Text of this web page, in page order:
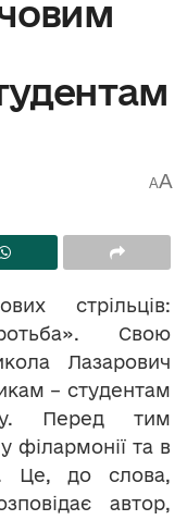
AA
стрільців:
Свою
Лазарович
– студентам
Перед тим
філармонії та в
Це, до слова,
автор,